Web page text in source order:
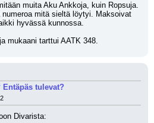
muita Aku Ankkoja, kuin Ropsuja.
mitä sieltä löytyi. Maksoivat
hyvässä kunnossa.
mukaani tarttui AATK 348.
tulevat?
Divarista: